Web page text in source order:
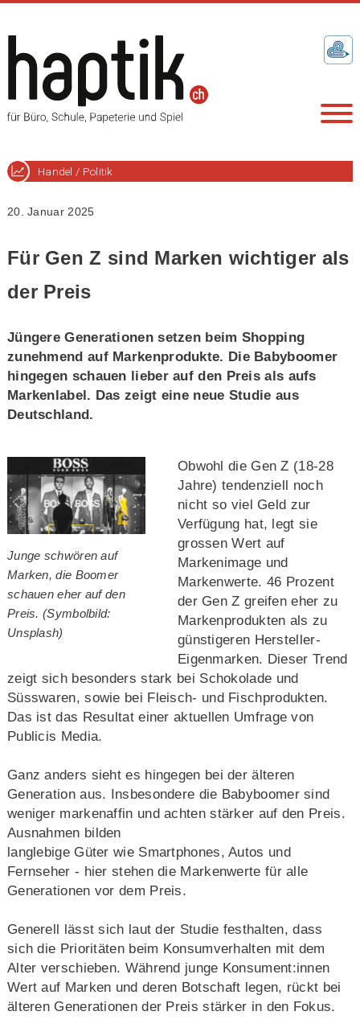
Handel / Politik
20. Januar 2025
Für Gen Z sind Marken wichtiger als
der Preis
Jüngere Generationen setzen beim Shopping
zunehmend auf Markenprodukte. Die Babyboomer
hingegen schauen lieber auf den Preis als aufs
Markenlabel. Das zeigt eine neue Studie aus
Deutschland.
Junge schwören auf
Marken, die Boomer
schauen eher auf den
Preis. (Symbolbild:
Unsplash)
Obwohl die Gen Z (18-28
Jahre) tendenziell noch
nicht so viel Geld zur
Verfügung hat, legt sie
grossen Wert auf
Markenimage und
Markenwerte. 46 Prozent
der Gen Z greifen eher zu
Markenprodukten als zu
günstigeren Hersteller-
Eigenmarken. Dieser Trend
zeigt sich besonders stark bei Schokolade und
Süsswaren, sowie bei Fleisch- und Fischprodukten.
Das ist das Resultat einer aktuellen Umfrage von
Publicis Media.
Ganz anders sieht es hingegen bei der älteren
Generation aus. Insbesondere die Babyboomer sind
weniger markenaffin und achten stärker auf den Preis.
Ausnahmen bilden
langlebige Güter wie Smartphones, Autos und
Fernseher - hier stehen die Markenwerte für alle
Generationen vor dem Preis.
Generell lässt sich laut der Studie festhalten, dass
sich die Prioritäten beim Konsumverhalten mit dem
Alter verschieben. Während junge Konsument:innen
Wert auf Marken und deren Botschaft legen, rückt bei
älteren Generationen der Preis stärker in den Fokus.